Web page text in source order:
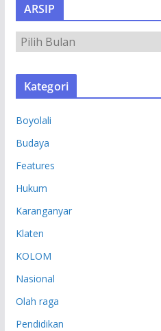
ARSIP
R
S
Kategori
Boyolali
Budaya
Features
Hukum
Karanganyar
Klaten
KOLOM
Nasional
Olah raga
Pendidikan